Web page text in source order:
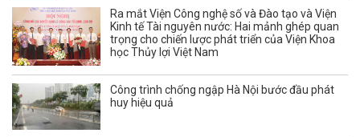
Ra mắt Viện Công nghệ số và Đào tạo và Viện
Kinh tế Tài nguyên nước: Hai mảnh ghép quan
trọng cho chiến lược phát triển của Viện Khoa
học Thủy lợi Việt Nam
Công trình chống ngập Hà Nội bước đầu phát
huy hiệu quả